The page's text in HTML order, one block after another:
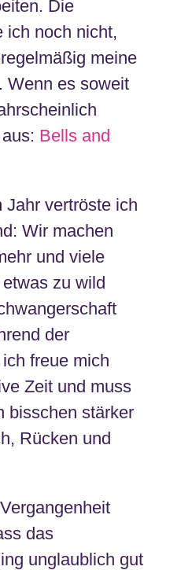
Die
ich noch nicht,
meine
Wenn es soweit
Bells and
Jahr vertröste ich
Wir machen
und viele
zu wild
der
freue mich
Zeit und muss
bisschen stärker
Rücken und
das
unglaublich gut